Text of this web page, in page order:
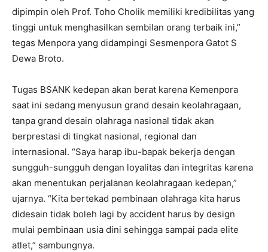
dipimpin oleh Prof. Toho Cholik memiliki kredibilitas yang
tinggi untuk menghasilkan sembilan orang terbaik ini,”
tegas Menpora yang didampingi Sesmenpora Gatot S
Dewa Broto.
Tugas BSANK kedepan akan berat karena Kemenpora
saat ini sedang menyusun grand desain keolahragaan,
tanpa grand desain olahraga nasional tidak akan
berprestasi di tingkat nasional, regional dan
internasional. “Saya harap ibu-bapak bekerja dengan
sungguh-sungguh dengan loyalitas dan integritas karena
akan menentukan perjalanan keolahragaan kedepan,”
ujarnya. “Kita bertekad pembinaan olahraga kita harus
didesain tidak boleh lagi by accident harus by design
mulai pembinaan usia dini sehingga sampai pada elite
atlet,” sambungnya.